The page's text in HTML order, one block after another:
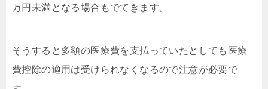
万円未満となる場合もでてきます。
そうすると多額の医療費を支払っていたとしても医療
費控除の適用は受けられなくなるので注意が必要で